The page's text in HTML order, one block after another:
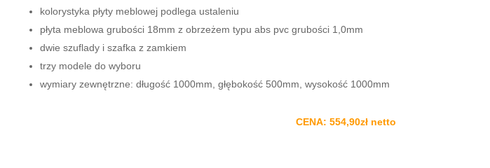
kolorystyka płyty meblowej podlega ustaleniu
płyta meblowa grubości 18mm z obrzeżem typu abs pvc grubości 1,0mm
dwie szuflady i szafka z zamkiem
trzy modele do wyboru
wymiary zewnętrzne: długość 1000mm, głębokość 500mm, wysokość 1000mm
CENA: 554,90zł netto